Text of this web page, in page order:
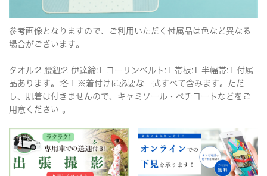
参考画像となりますので、ご利用いただく付属品は色など異なる
場合がございます。
タオル:2 腰紐:2 伊達締:1 コーリンベルト:1 帯板:1 半幅帯:1 付属
品あります。:各1 ※着付けに必要な一式すべて含みます。ただ
し、肌着は付きませんので、キャミソール・ペチコートなどをご
用意ください 。